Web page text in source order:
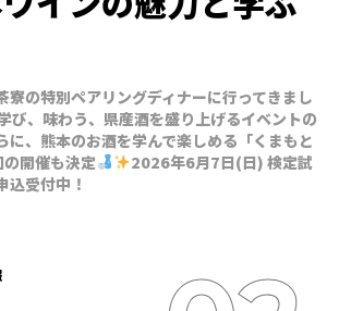
の特別ペアリングディナーに行ってきまし
び、味わう、県産酒を盛り上げるイベントの
に、熊本のお酒を学んで楽しめる「くまもと
開催も決定
2026年6月7日(日) 検定試
込受付中！